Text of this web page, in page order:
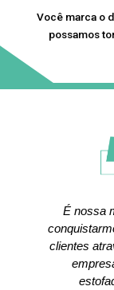
Você marca o
possamos
É nossa
clientes